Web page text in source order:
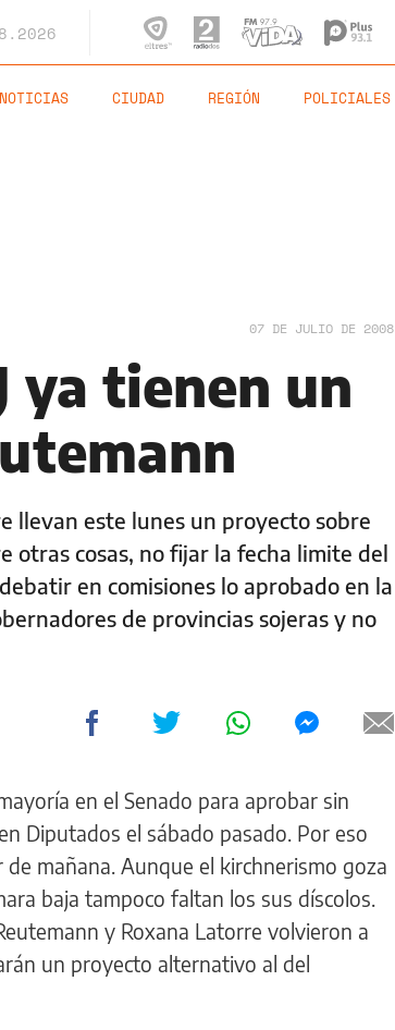
CIUDAD REGIÓN POLICIALES
07 DE JULIO DE 2008
ya tienen un
llevan este lunes un proyecto sobre
cosas, no fijar la fecha limite del
en comisiones lo aprobado en la
de provincias sojeras y no
en el Senado para aprobar sin
Diputados el sábado pasado. Por eso
mañana. Aunque el kirchnerismo goza
baja tampoco faltan los sus díscolos.
y Roxana Latorre volvieron a
un proyecto alternativo al del